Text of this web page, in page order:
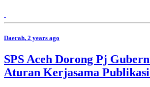
Daerah, 2 years ago
SPS Aceh Dorong Pj
Aturan Kerjasama